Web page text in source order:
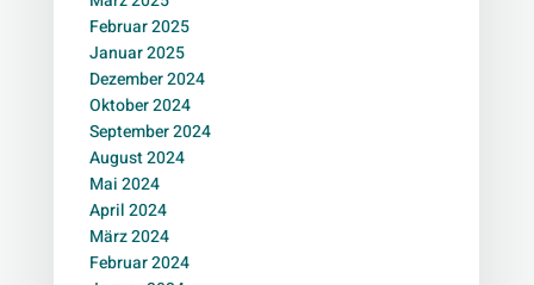
Februar 2025
Januar 2025
Dezember 2024
Oktober 2024
September 2024
August 2024
Mai 2024
April 2024
März 2024
Februar 2024